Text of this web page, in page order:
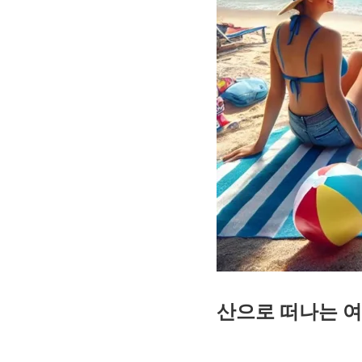
산으로 떠나는